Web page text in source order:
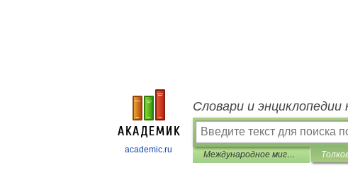
academic.ru
Словари и энциклопедии
Международное миграционное право: глоссарий терминов